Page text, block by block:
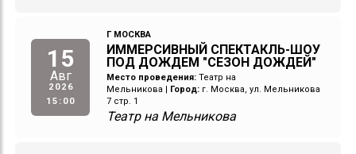
15
Авг
2026
15:00
Г МОСКВА
ИММЕРСИВНЫЙ СПЕКТАКЛЬ-ШОУ
ПОД ДОЖДЕМ "СЕЗОН ДОЖДЕЙ"
Место проведения: Театр на
Мельникова
Город: г. Москва, ул. Мельникова
7 стр. 1
Театр на Мельникова